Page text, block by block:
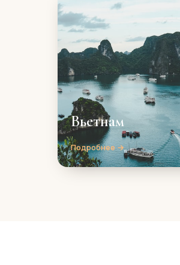
Вьетнам
Подробнее →